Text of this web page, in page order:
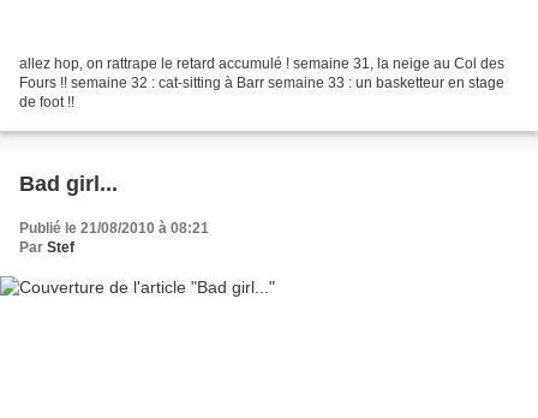
allez hop, on rattrape le retard accumulé ! semaine 31, la neige au Col des
Fours !! semaine 32 : cat-sitting à Barr semaine 33 : un basketteur en stage
de foot !!
Bad girl...
Publié le 21/08/2010 à 08:21
Par Stef